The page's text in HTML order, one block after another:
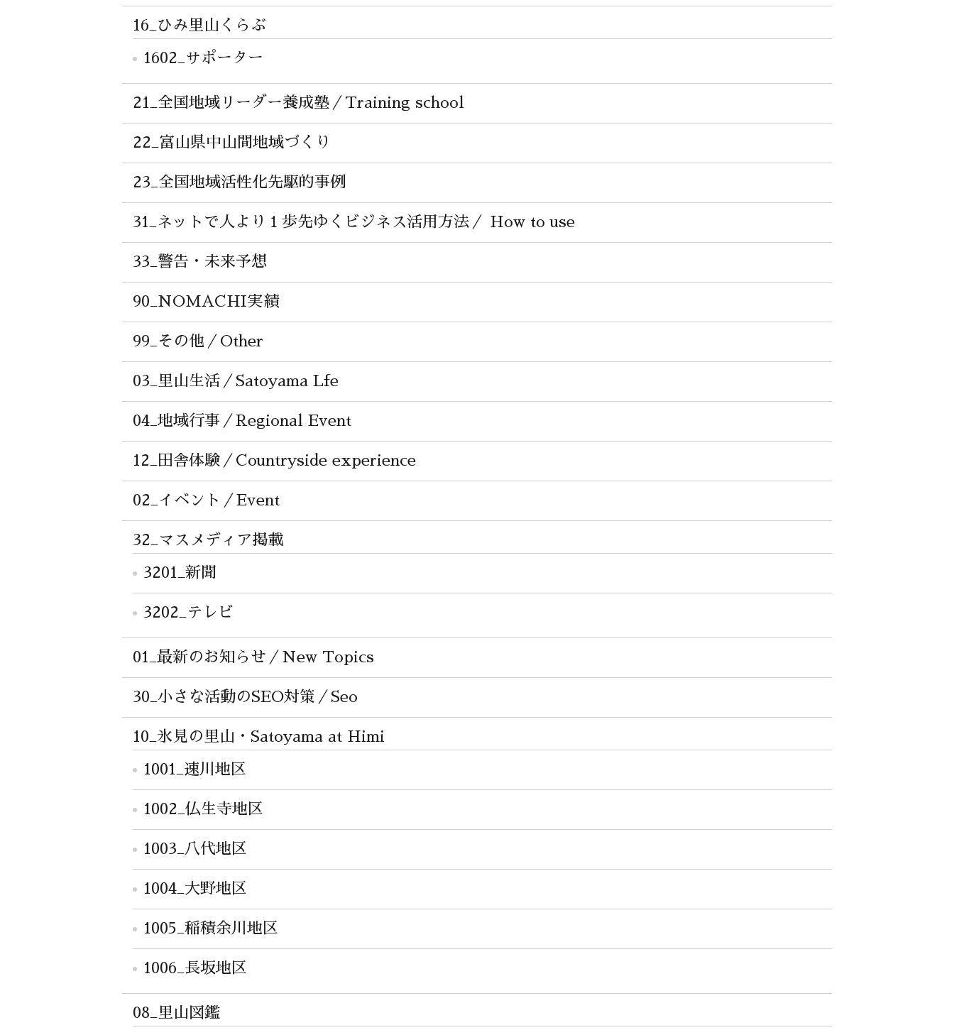
16_ひみ里山くらぶ
1602_サポーター
21_全国地域リーダー養成塾／Training school
22_富山県中山間地域づくり
23_全国地域活性化先駆的事例
31_ネットで人より１歩先ゆくビジネス活用方法／ How to use
33_警告・未来予想
90_NOMACHI実績
99_その他／Other
03_里山生活／Satoyama Lfe
04_地域行事／Regional Event
12_田舎体験／Countryside experience
02_イベント／Event
32_マスメディア掲載
3201_新聞
3202_テレビ
01_最新のお知らせ／New Topics
30_小さな活動のSEO対策／Seo
10_氷見の里山・Satoyama at Himi
1001_速川地区
1002_仏生寺地区
1003_八代地区
1004_大野地区
1005_稲積余川地区
1006_長坂地区
08_里山図鑑